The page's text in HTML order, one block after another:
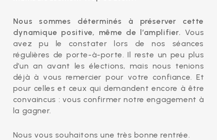
Nous sommes déterminés à préserver cette
dynamique positive, même de l’amplifier. Vous
avez pu le constater lors de nos séances
régulières de porte-à-porte. Il reste un peu plus
d’un an avant les élections, mais nous tenions
déjà à vous remercier pour votre confiance. Et
pour celles et ceux qui demandent encore à être
convaincus : vous confirmer notre engagement à
la gagner.
Nous vous souhaitons une très bonne rentrée.